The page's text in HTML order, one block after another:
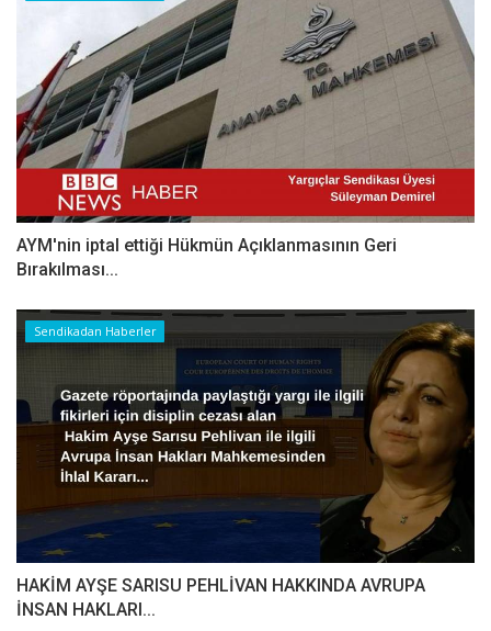
AYM'nin iptal ettiği Hükmün Açıklanmasının Geri
Bırakılması...
Sendikadan Haberler
HAKİM AYŞE SARISU PEHLİVAN HAKKINDA AVRUPA
İNSAN HAKLARI...